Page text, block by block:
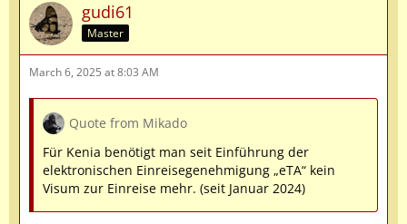
gudi61
Master
March 6, 2025 at 8:03 AM
Quote from Mikado
Für Kenia benötigt man seit Einführung der
elektronischen Einreisegenehmigung „eTA“ kein
Visum zur Einreise mehr. (seit Januar 2024)